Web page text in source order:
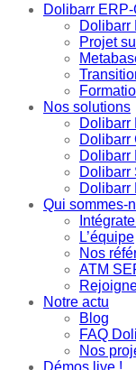
Dolibarr ERP-
Dolibarr
Projet
Nos solutions
Dolibarr
Dolibarr
Dolibarr
Dolibarr
Dolibarr
Qui sommes-
L’équipe
Nos
ATM
Notre actu
Blog
FAQ
Nos
Démos live !